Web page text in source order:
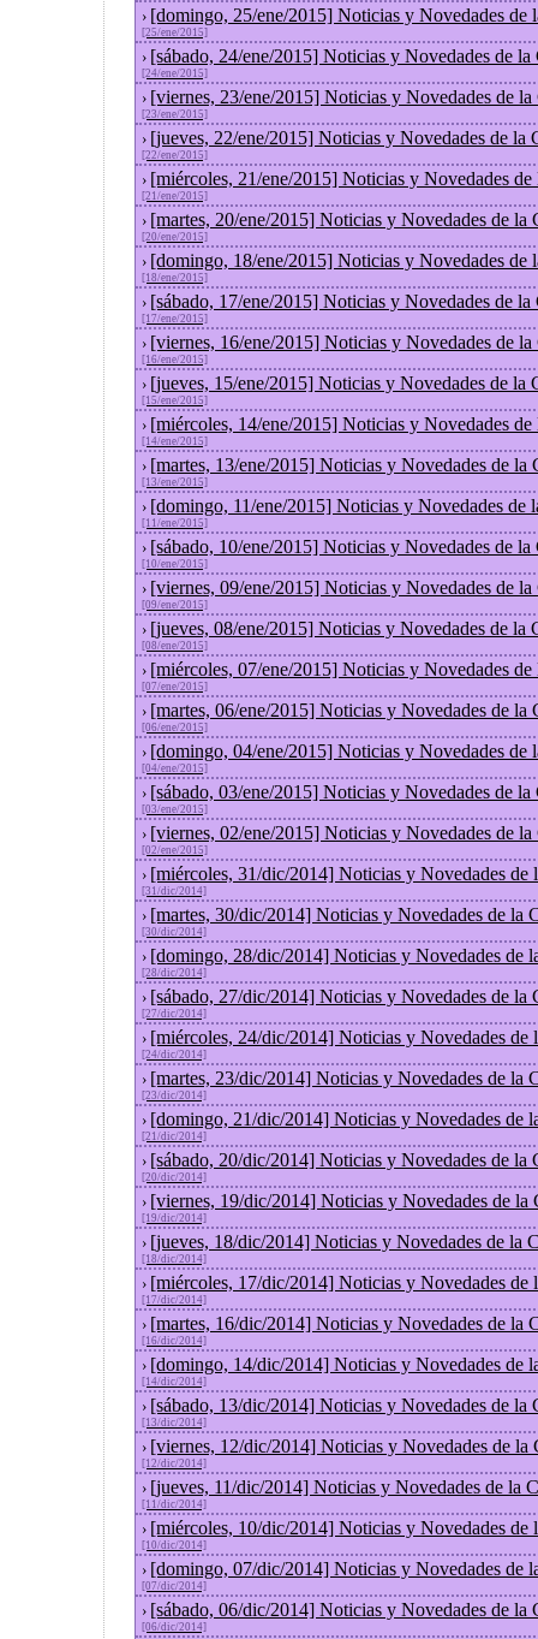
› [domingo, 25/ene/2015] Noticias y Novedades de
[25/ene/2015]
› [sábado, 24/ene/2015] Noticias y Novedades de la
[24/ene/2015]
› [viernes, 23/ene/2015] Noticias y Novedades de
[23/ene/2015]
› [jueves, 22/ene/2015] Noticias y Novedades de la
[22/ene/2015]
› [miércoles, 21/ene/2015] Noticias y Novedades
[21/ene/2015]
› [martes, 20/ene/2015] Noticias y Novedades de la
[20/ene/2015]
› [domingo, 18/ene/2015] Noticias y Novedades de
[18/ene/2015]
› [sábado, 17/ene/2015] Noticias y Novedades de la
[17/ene/2015]
› [viernes, 16/ene/2015] Noticias y Novedades de
[16/ene/2015]
› [jueves, 15/ene/2015] Noticias y Novedades de la
[15/ene/2015]
› [miércoles, 14/ene/2015] Noticias y Novedades
[14/ene/2015]
› [martes, 13/ene/2015] Noticias y Novedades de la
[13/ene/2015]
› [domingo, 11/ene/2015] Noticias y Novedades de
[11/ene/2015]
› [sábado, 10/ene/2015] Noticias y Novedades de la
[10/ene/2015]
› [viernes, 09/ene/2015] Noticias y Novedades de
[09/ene/2015]
› [jueves, 08/ene/2015] Noticias y Novedades de la
[08/ene/2015]
› [miércoles, 07/ene/2015] Noticias y Novedades
[07/ene/2015]
› [martes, 06/ene/2015] Noticias y Novedades de la
[06/ene/2015]
› [domingo, 04/ene/2015] Noticias y Novedades de
[04/ene/2015]
› [sábado, 03/ene/2015] Noticias y Novedades de la
[03/ene/2015]
› [viernes, 02/ene/2015] Noticias y Novedades de
[02/ene/2015]
› [miércoles, 31/dic/2014] Noticias y Novedades de
[31/dic/2014]
› [martes, 30/dic/2014] Noticias y Novedades de la
[30/dic/2014]
› [domingo, 28/dic/2014] Noticias y Novedades de
[28/dic/2014]
› [sábado, 27/dic/2014] Noticias y Novedades de la
[27/dic/2014]
› [miércoles, 24/dic/2014] Noticias y Novedades de
[24/dic/2014]
› [martes, 23/dic/2014] Noticias y Novedades de la
[23/dic/2014]
› [domingo, 21/dic/2014] Noticias y Novedades de
[21/dic/2014]
› [sábado, 20/dic/2014] Noticias y Novedades de la
[20/dic/2014]
› [viernes, 19/dic/2014] Noticias y Novedades de la
[19/dic/2014]
› [jueves, 18/dic/2014] Noticias y Novedades de la
[18/dic/2014]
› [miércoles, 17/dic/2014] Noticias y Novedades de
[17/dic/2014]
› [martes, 16/dic/2014] Noticias y Novedades de la
[16/dic/2014]
› [domingo, 14/dic/2014] Noticias y Novedades de
[14/dic/2014]
› [sábado, 13/dic/2014] Noticias y Novedades de la
[13/dic/2014]
› [viernes, 12/dic/2014] Noticias y Novedades de la
[12/dic/2014]
› [jueves, 11/dic/2014] Noticias y Novedades de la
[11/dic/2014]
› [miércoles, 10/dic/2014] Noticias y Novedades de
[10/dic/2014]
› [domingo, 07/dic/2014] Noticias y Novedades de
[07/dic/2014]
› [sábado, 06/dic/2014] Noticias y Novedades de la
[06/dic/2014]